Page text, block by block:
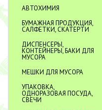
АВТОХИМИЯ
БУМАЖНАЯ ПРОДУКЦИЯ,
САЛФЕТКИ, СКАТЕРТИ
ДИСПЕНСЕРЫ,
КОНТЕЙНЕРЫ, БАКИ ДЛЯ
МУСОРА
МЕШКИ ДЛЯ МУСОРА
УПАКОВКА,
ОДНОРАЗОВАЯ ПОСУДА,
СВЕЧИ